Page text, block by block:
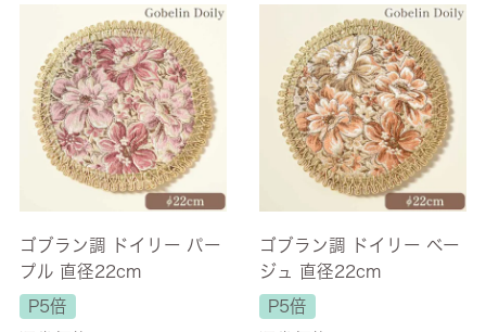
ゴブラン調 ドイリー パー
プル 直径22cm
P5倍
ゴブラン調 ドイリー ベー
ジュ 直径22cm
P5倍